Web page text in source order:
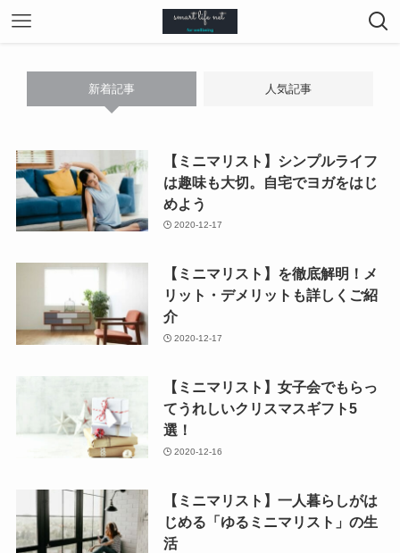
新着記事 人気記事
【ミニマリスト】シンプルライフ
は趣味も大切。自宅でヨガをはじ
めよう
2020-12-17
【ミニマリスト】を徹底解明！メ
リット・デメリットも詳しくご紹
介
2020-12-17
【ミニマリスト】女子会でもらっ
てうれしいクリスマスギフト5
選！
2020-12-16
【ミニマリスト】一人暮らしがは
じめる「ゆるミニマリスト」の生
活